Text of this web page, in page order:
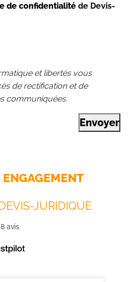
de confidentialité de Devis-
et libertés vous
de rectification et de
communiquées.
Envoyer
JURIDIQUE
avis